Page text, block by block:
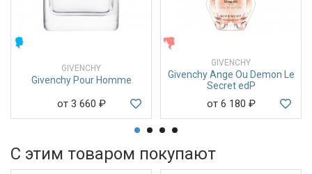
GIVENCHY
Givenchy Pour Homme
от 3 660 ₽
GIVENCHY
Givenchy Ange Ou Demon Le
Secret edP
от 6 180 ₽
С этим товаром покупают